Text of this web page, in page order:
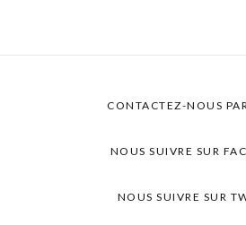
CONTACTEZ-NOUS
NOUS SUIVRE SUR
NOUS SUIVRE SUR